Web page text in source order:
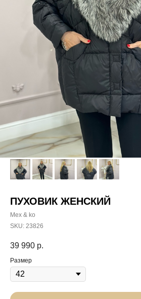
ПУХОВИК ЖЕНСКИЙ
Mex & ko
SKU: 23826
39 990 р.
Размер